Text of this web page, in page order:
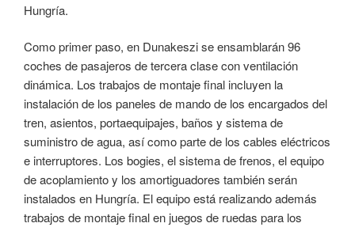
Hungría.
Como primer paso, en Dunakeszi se ensamblarán 96
coches de pasajeros de tercera clase con ventilación
dinámica. Los trabajos de montaje final incluyen la
instalación de los paneles de mando de los encargados del
tren, asientos, portaequipajes, baños y sistema de
suministro de agua, así como parte de los cables eléctricos
e interruptores. Los bogies, el sistema de frenos, el equipo
de acoplamiento y los amortiguadores también serán
instalados en Hungría. El equipo está realizando además
trabajos de montaje final en juegos de ruedas para los